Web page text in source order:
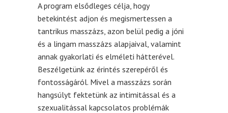
A program elsődleges célja, hogy
betekintést adjon és megismertessen a
tantrikus masszázs, azon belül pedig a jóni
és a lingam masszázs alapjaival, valamint
annak gyakorlati és elméleti hátterével.
Beszélgetünk az érintés szerepéről és
fontosságáról. Mivel a masszázs során
hangsúlyt fektetünk az intimitással és a
szexualitással kapcsolatos problémák